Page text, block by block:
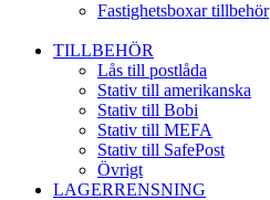
Fastighetsboxar tillbehör
TILLBEHÖR
Lås till postlåda
Stativ till amerikanska
Stativ till Bobi
Stativ till MEFA
Stativ till SafePost
Övrigt
LAGERRENSNING